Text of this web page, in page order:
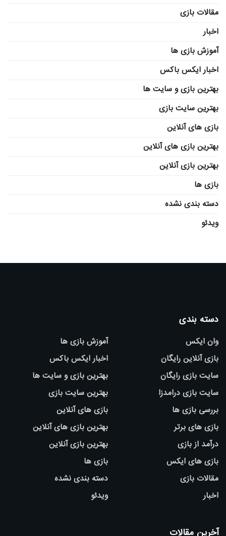
مقالات بازی
اخبار
آموزش بازی ها
اخبار ایکس باکس
بهترین بازی و سایت ها
بهترین سایت بازی
بازی های آنلاین
بهترین بازی های آنلاین
بهترین بازی آنلاین
بازی ها
دسته بندی نشده
ویدئو
دسته بندی
وان ایکس
بازی آنلاین رایگان
سایت بازی رایگان
سایت بازی درامدزا
بررسی بازی ها
بازی های برتر
درآمد از بازی
بازی های ایکس
مقالات بازی
اخبار
آموزش بازی ها
اخبار ایکس باکس
بهترین بازی و سایت ها
بهترین سایت بازی
بازی های آنلاین
بهترین بازی های آنلاین
بهترین بازی آنلاین
بازی ها
دسته بندی نشده
ویدئو
آخرین مقالات